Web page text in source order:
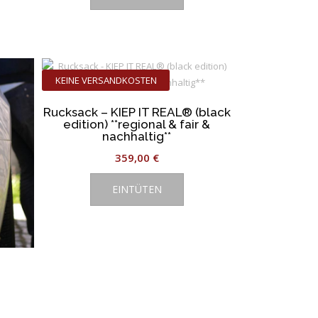
KEINE VERSANDKOSTEN
Rucksack – KIEP IT REAL® (black
edition) **regional & fair &
nachhaltig**
359,00 €
EINTÜTEN